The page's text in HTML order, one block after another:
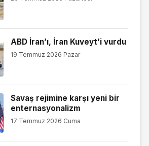
ABD İran’ı, İran Kuveyt’i vurdu
19 Temmuz 2026 Pazar
Savaş rejimine karşı yeni bir
enternasyonalizm
17 Temmuz 2026 Cuma